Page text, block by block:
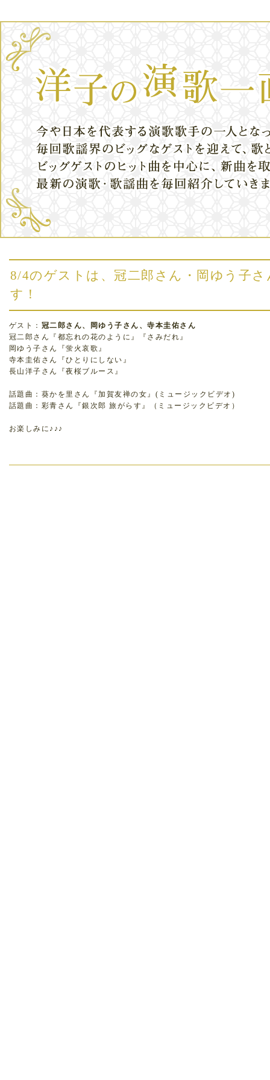
8/4のゲストは、冠二郎さん・岡ゆう子
す！
ゲスト： 冠二郎さん、岡ゆう子さん、寺本圭佑さん
冠二郎さん『都忘れの花のように』『さみだれ』
岡ゆう子さん『蛍火哀歌』
寺本圭佑さん『ひとりにしない』
長山洋子さん『夜桜ブルース』
話題曲：葵かを里さん『加賀友禅の女』(ミュージックビデオ)
話題曲：彩青さん『銀次郎 旅がらす』（ミュージックビデオ）
お楽しみに♪♪♪